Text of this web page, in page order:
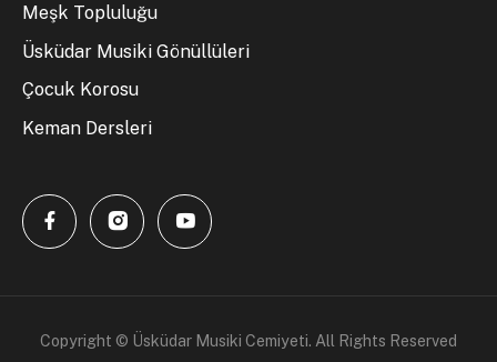
Meşk Topluluğu
Üsküdar Musiki Gönüllüleri
Çocuk Korosu
Keman Dersleri
Copyright © Üsküdar Musiki Cemiyeti. All Rights Reserved